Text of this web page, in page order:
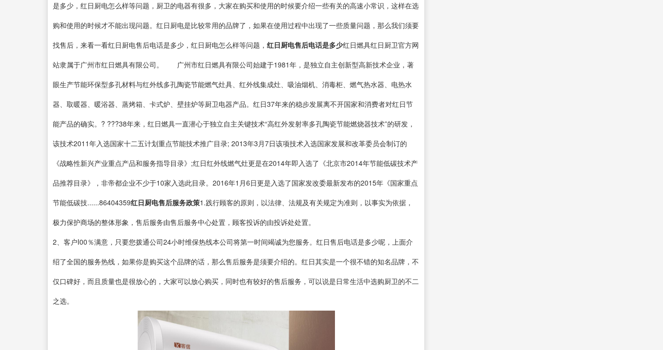
是多少，红日厨电怎么样等问题，厨卫的电器有很多，大家在购买和使用的时候要介绍一些有关的高速小常识，这样在选
购和使用的时候才不能出现问题。红日厨电是比较常用的品牌了，如果在使用过程中出现了一些质量问题，那么我们须要
找售后，来看一看红日厨电售后电话是多少，红日厨电怎么样等问题， 红日厨电售后电话是多少红日燃具红日厨卫官方网
站隶属于广州市红日燃具有限公司。 广州市红日燃具有限公司始建于1981年，是独立自主创新型高新技术企业，著
眼生产节能环保型多孔材料与红外线多孔陶瓷节能燃气灶具、红外线集成灶、吸油烟机、消毒柜、燃气热水器、电热水
器、取暖器、暖浴器、蒸烤箱、卡式炉、壁挂炉等厨卫电器产品。红日37年来的稳步发展离不开国家和消费者对红日节
能产品的确实。? ???38年来，红日燃具一直潜心于独立自主关键技术“高红外发射率多孔陶瓷节能燃烧器技术”的研发，
该技术2011年入选国家十二五计划重点节能技术推广目录; 2013年3月7日该项技术入选国家发展和改革委员会制订的
《战略性新兴产业重点产品和服务指导目录》;红日红外线燃气灶更是在2014年即入选了《北京市2014年节能低碳技术产
品推荐目录》，非帝都企业不少于10家入选此目录。2016年1月6日更是入选了国家发改委最新发布的2015年《国家重点
节能低碳技......86404359红日厨电售后服务政策1.践行顾客的原则，以法律、法规及有关规定为准则，以事实为依据，
极力保护商场的整体形象，售后服务由售后服务中心处置，顾客投诉的由投诉处处置。
2、客户I00％满意，只要您拨通公司24小时维保热线本公司将第一时间竭诚为您服务。红日售后电话是多少呢，上面介
绍了全国的服务热线，如果你是购买这个品牌的话，那么售后服务是须要介绍的。红日其实是一个很不错的知名品牌，不
仅口碑好，而且质量也是很放心的，大家可以放心购买，同时也有较好的售后服务，可以说是日常生活中选购厨卫的不二
之选。